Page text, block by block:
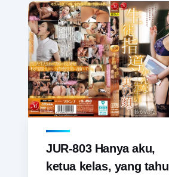
JUR-803 Hanya aku,
ketua kelas, yang tahu